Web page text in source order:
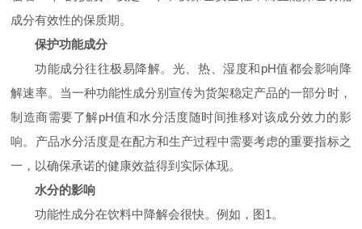
成分有效性的保质期。
保护功能成分
功能成分往往极易降解。光、热、湿度和pH值都会影响降
解速率。当一种功能性成分别宣传为货架稳定产品的一部分时，
制造商需要了解pH值和水分活度随时间推移对该成分效力的影
响。产品水分活度是在配方和生产过程中需要考虑的重要指标之
一，以确保承诺的健康效益得到实际体现。
水分的影响
功能性成分在饮料中降解会很快。例如，图1 。